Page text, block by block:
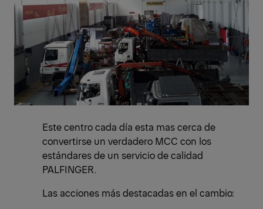
Este centro cada día esta mas cerca de
convertirse un verdadero MCC con los
estándares de un servicio de calidad
PALFINGER.
Las acciones más destacadas en el cambio: